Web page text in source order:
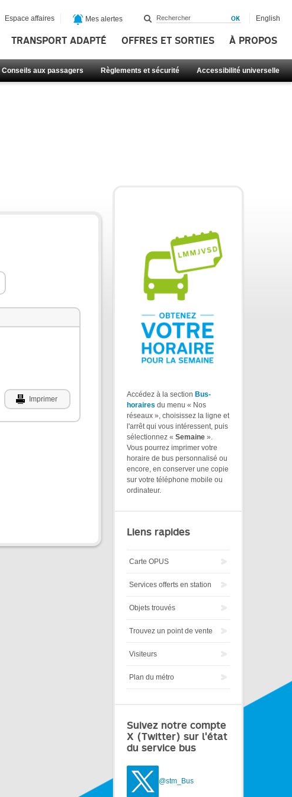
TRANSPORT ADAPTÉ OFFRES ET SORTIES À PROPOS
Conseils aux passagers Règlements et sécurité Accessibilité universelle
Espace affaires Mes alertes English
Imprimer
Accédez à la section Bus-
horaires du menu « Nos
réseaux », choisissez la ligne et
l'arrêt qui vous intéressent, puis
sélectionnez « Semaine ».
Vous pourrez imprimer votre
horaire de bus personnalisé ou
encore, en conserver une copie
sur votre téléphone mobile ou
ordinateur.
Liens rapides
Carte OPUS
Services offerts en station
Objets trouvés
Trouvez un point de vente
Visiteurs
Plan du métro
Suivez notre compte
X (Twitter) sur l'état
du service bus
@stm_Bus